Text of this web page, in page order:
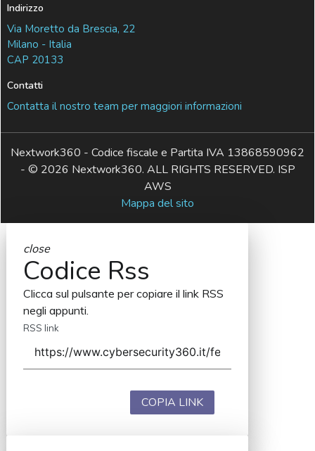
Indirizzo
Via Moretto da Brescia, 22
Milano - Italia
CAP 20133
Contatti
Contatta il nostro team per maggiori informazioni
Nextwork360 - Codice fiscale e Partita IVA 13868590962
- © 2026 Nextwork360. ALL RIGHTS RESERVED. ISP
AWS
Mappa del sito
close
Codice Rss
Clicca sul pulsante per copiare il link RSS
negli appunti.
RSS link
COPIA LINK